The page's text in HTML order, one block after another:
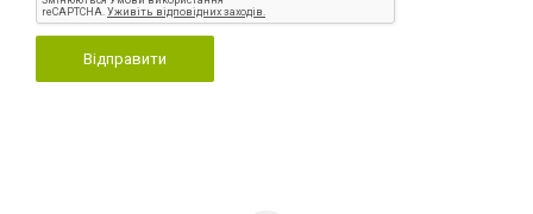
Відправити